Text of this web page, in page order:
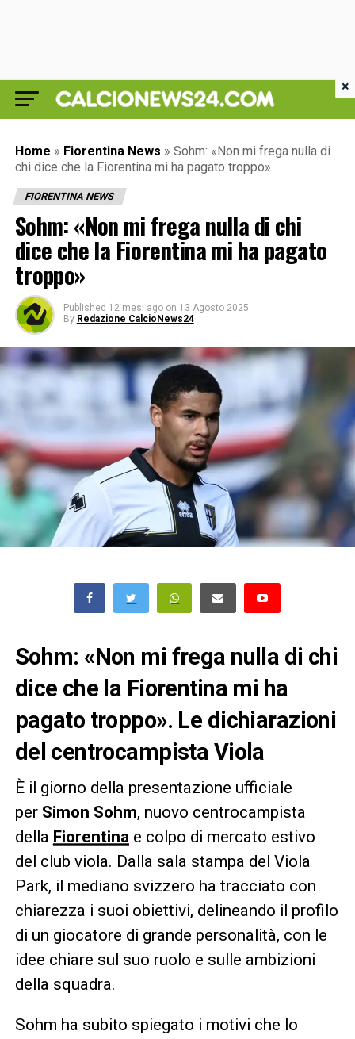
Home » Fiorentina News » Sohm: «Non mi frega nulla di
chi dice che la Fiorentina mi ha pagato troppo»
FIORENTINA NEWS
Sohm: «Non mi frega nulla di chi
dice che la Fiorentina mi ha pagato
troppo»
Published 12 mesi ago on 13 Agosto 2025
By Redazione CalcioNews24
Sohm: «Non mi frega nulla di chi
dice che la Fiorentina mi ha
pagato troppo». Le dichiarazioni
del centrocampista Viola
È il giorno della presentazione ufficiale
per Simon Sohm, nuovo centrocampista
della Fiorentinae colpo di mercato estivo
del club viola. Dalla sala stampa del Viola
Park, il mediano svizzero ha tracciato con
chiarezza i suoi obiettivi, delineando il profilo
di un giocatore di grande personalità, con le
idee chiare sul suo ruolo e sulle ambizioni
della squadra.
Sohm ha subito spiegato i motivi che lo
×